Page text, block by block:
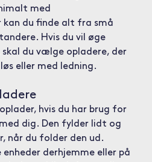
med
du finde alt fra små
Hvis du vil øge
du vælge opladere, der
eller med ledning.
hvis du har brug for
dig. Den fylder lidt og
når du folder den ud.
derhjemme eller på